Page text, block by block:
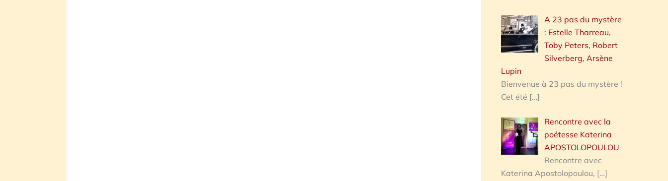
A 23 pas du mystère
: Estelle Tharreau,
Toby Peters, Robert
Silverberg, Arsène
Lupin
Bienvenue à 23 pas du mystère !
Cet été […]
Rencontre avec la
poétesse Katerina
APOSTOLOPOULOU
Rencontre avec
Katerina Apostolopoulou, […]